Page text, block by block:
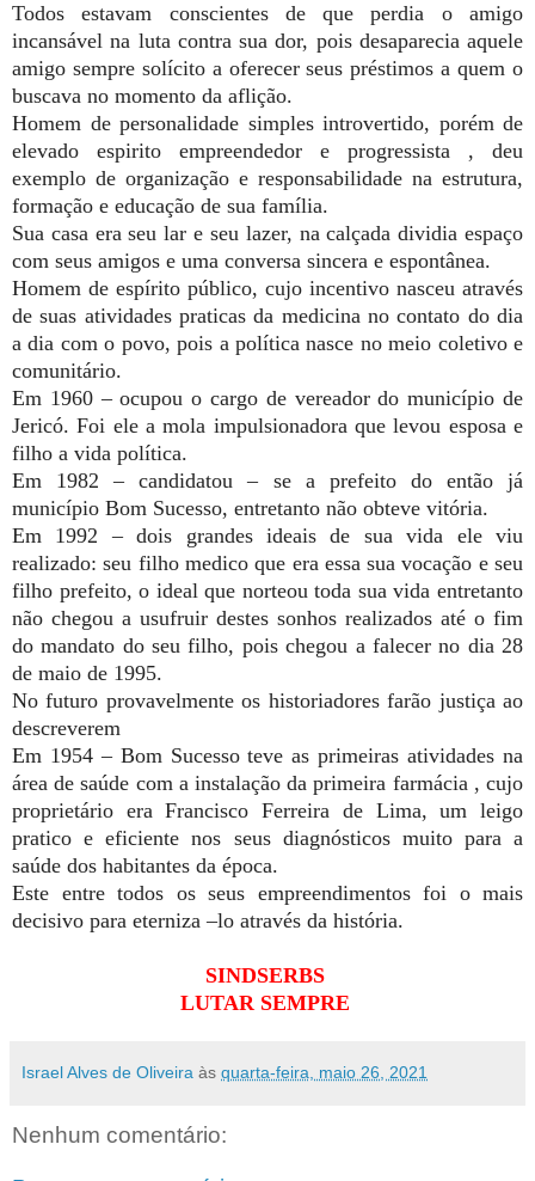
Todos estavam conscientes de que perdia o amigo
incansável na luta contra sua dor, pois desaparecia aquele
amigo sempre solícito a oferecer seus préstimos a quem o
buscava no momento da aflição.
Homem de personalidade simples introvertido, porém de
elevado espirito empreendedor e progressista , deu
exemplo de organização e responsabilidade na estrutura,
formação e educação de sua família.
Sua casa era seu lar e seu lazer, na calçada dividia espaço
com seus amigos e uma conversa sincera e espontânea.
Homem de espírito público, cujo incentivo nasceu através
de suas atividades praticas da medicina no contato do dia
a dia com o povo, pois a política nasce no meio coletivo e
comunitário.
Em 1960 – ocupou o cargo de vereador do município de
Jericó. Foi ele a mola impulsionadora que levou esposa e
filho a vida política.
Em 1982 – candidatou – se a prefeito do então já
município Bom Sucesso, entretanto não obteve vitória.
Em 1992 – dois grandes ideais de sua vida ele viu
realizado: seu filho medico que era essa sua vocação e seu
filho prefeito, o ideal que norteou toda sua vida entretanto
não chegou a usufruir destes sonhos realizados até o fim
do mandato do seu filho, pois chegou a falecer no dia 28
de maio de 1995.
No futuro provavelmente os historiadores farão justiça ao
descreverem
Em 1954 – Bom Sucesso teve as primeiras atividades na
área de saúde com a instalação da primeira farmácia , cujo
proprietário era Francisco Ferreira de Lima, um leigo
pratico e eficiente nos seus diagnósticos muito para a
saúde dos habitantes da época.
Este entre todos os seus empreendimentos foi o mais
decisivo para eterniza –lo através da história.
SINDSERBS
LUTAR SEMPRE
Israel Alves de Oliveira às quarta-feira, maio 26, 2021
Nenhum comentário: